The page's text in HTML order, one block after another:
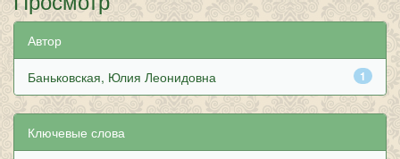
Автор
1
Баньковская, Юлия Леонидовна
Ключевые слова